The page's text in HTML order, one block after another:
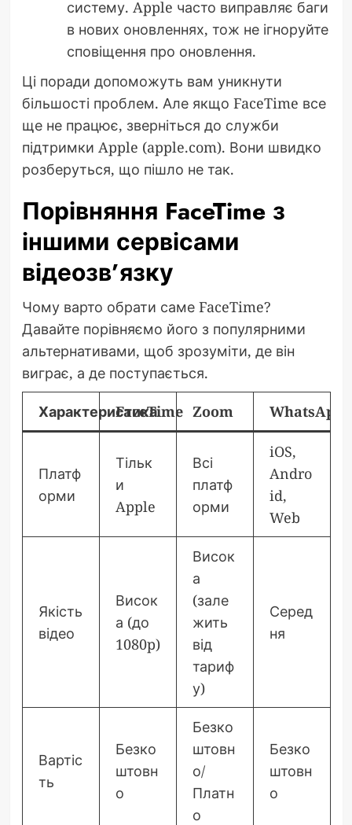
систему. Apple часто виправляє баги
в нових оновленнях, тож не ігноруйте
сповіщення про оновлення.
Ці поради допоможуть вам уникнути
більшості проблем. Але якщо FaceTime все
ще не працює, зверніться до служби
підтримки Apple (apple.com). Вони швидко
розберуться, що пішло не так.
Порівняння FaceTime з
іншими сервісами
відеозв’язку
Чому варто обрати саме FaceTime?
Давайте порівняємо його з популярними
альтернативами, щоб зрозуміти, де він
виграє, а де поступається.
Характеристика
FaceTime Zoom WhatsApp
Платф
орми
Тільк
и
Apple
Всі
платф
орми
iOS,
Andro
id,
Web
Якість
відео
Висок
а (до
1080p)
Висок
а
(зале
жить
від
тариф
у)
Серед
ня
Вартіс
ть
Безко
штовн
о
Безко
штовн
о/
Платн
о
Безко
штовн
о